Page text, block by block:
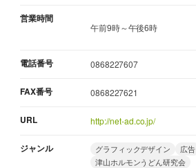
営業時間
午前9時～午後6時
電話番号 0868227607
FAX番号 0868227621
URL http://net-ad.co.jp/
ジャンル グラフィックデザイン 広告
津山ホルモンうどん研究会